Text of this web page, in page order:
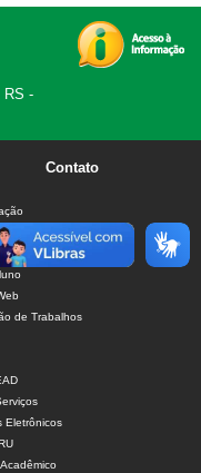
RS -
Contato
de Trabalhos
Eletrônicos